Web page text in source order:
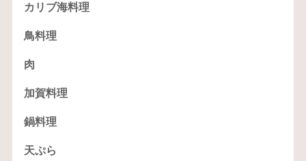
カリブ海料理
鳥料理
肉
加賀料理
鍋料理
天ぷら